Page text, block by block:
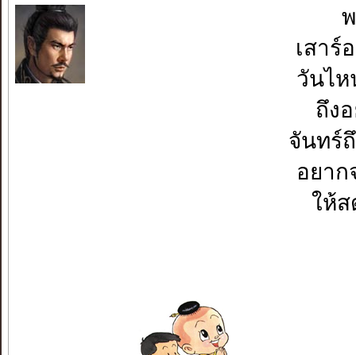
เสาร์
วันไห
ถึง
จันทร์
อยาก
ให้